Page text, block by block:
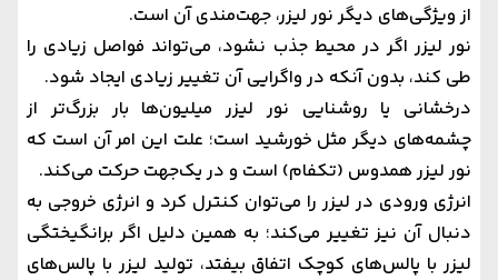
از ویژگی‌های دیگر نور لیزر، جهت‌مندی آن است.
نور لیزر اگر در محیط جذب نشود، می‌تواند فواصل زیادی را
طی کند، بدون آنکه در واگرایی آن تغییر زیادی ایجاد شود.
درخشانی یا روشنایی نور لیزر میلیون‌ها بار بزرگ‌تر از
چشمه‌های دیگر مثل خورشید است؛ علت این امر آن است که
نور لیزر همدوس (تکفام) است و در یک‌جهت حرکت می‌کند.
انرژی ورودی در لیزر را می‌توان کنترل کرد و انرژی خروجی به
دنبال آن نیز تغییر می‌کند؛ به همین دلیل اگر برانگیختگی
لیزر با پالس‌های کوچک اتفاق بیفتد، تولید لیزر با پالس‌های